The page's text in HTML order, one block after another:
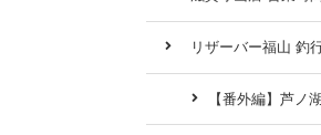
リザーバー福山 釣
【番外編】芦ノ湖